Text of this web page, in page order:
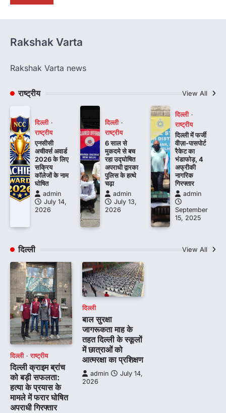
Rakshak Varta
Rakshak Varta news
राष्ट्रीय View All
दिल्ली
राष्ट्रीय
एनसीसी
अचीवर्स अवार्ड
2026 के लिए
सक्रिय
कॉलेजों के नाम
घोषित
admin
July 14,
2026
दिल्ली
राष्ट्रीय
6 साल से
मुकदमे से बच
रहा उद्घोषित
अपराधी द्वारका
पुलिस के हत्थे
चढ़ा
admin
July 13,
2026
दिल्ली
राष्ट्रीय
दिल्ली में फर्जी
वीज़ा-पासपोर्ट
रैकेट का
भंडाफोड़, 4
अफ्रीकी
नागरिक
गिरफ्तार
admin
September
15, 2025
दिल्ली View All
दिल्ली राष्ट्रीय
दिल्ली क्राइम ब्रांच
को बड़ी सफलता:
हत्या के प्रयास के
मामले में फरार घोषित
अपराधी गिरफ्तार
दिल्ली
बाल सुरक्षा
जागरूकता माह के
तहत दिल्ली के स्कूलों
में छात्राओं को
आत्मरक्षा का प्रशिक्षण
admin
July 14,
2026